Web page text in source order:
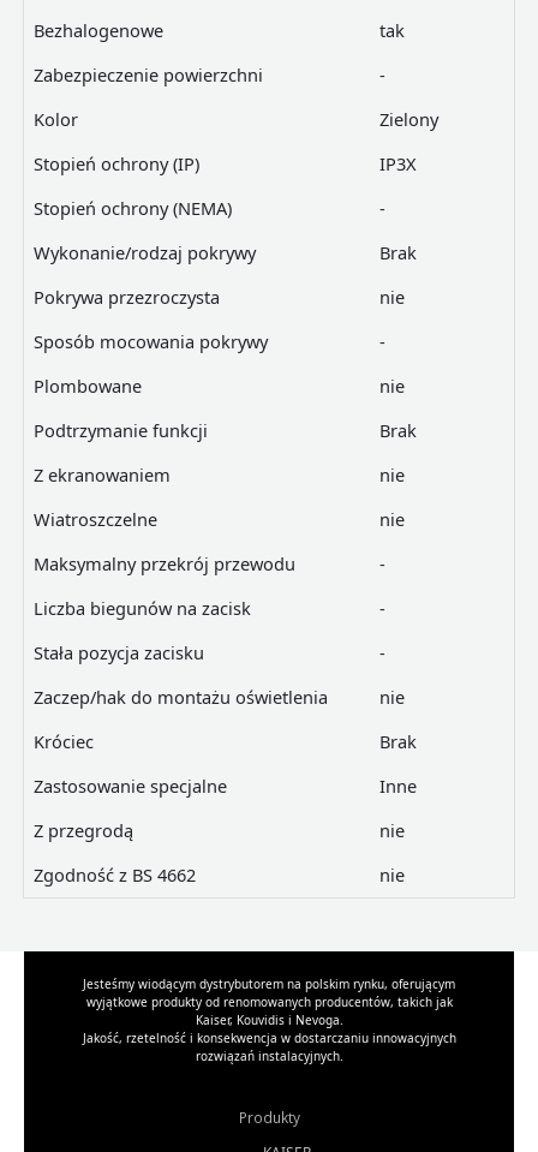
Bezhalogenowe
tak
Zabezpieczenie powierzchni
-
Kolor
Zielony
Stopień ochrony (IP)
IP3X
Stopień ochrony (NEMA)
-
Wykonanie/rodzaj pokrywy
Brak
Pokrywa przezroczysta
nie
Sposób mocowania pokrywy
-
Plombowane
nie
Podtrzymanie funkcji
Brak
Z ekranowaniem
nie
Wiatroszczelne
nie
Maksymalny przekrój przewodu
-
Liczba biegunów na zacisk
-
Stała pozycja zacisku
-
Zaczep/hak do montażu oświetlenia
nie
Króciec
Brak
Zastosowanie specjalne
Inne
Z przegrodą
nie
Zgodność z BS 4662
nie
Jesteśmy wiodącym dystrybutorem na polskim rynku, oferującym
wyjątkowe produkty od renomowanych producentów, takich jak
Kaiser, Kouvidis i Nevoga.
Jakość, rzetelność i konsekwencja w dostarczaniu innowacyjnych
rozwiązań instalacyjnych.
Produkty